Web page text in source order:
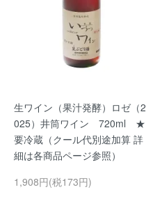
生ワイン（果汁発酵）ロゼ（2
025）井筒ワイン 720ml ★
要冷蔵（クール代別途加算 詳
細は各商品ページ参照）
1,908円(税173円)